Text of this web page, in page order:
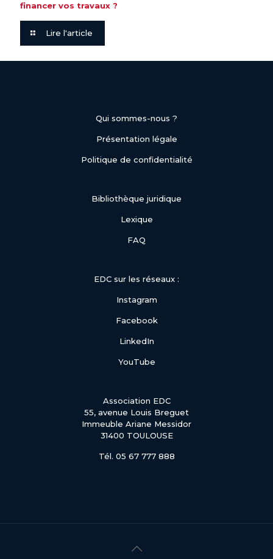
financer vos travaux ?
Lire l'article
Qui sommes-nous ?
Présentation légale
Politique de confidentialité
Bibliothèque juridique
Lexique
FAQ
EDC sur les réseaux :
Instagram
Facebook
LinkedIn
YouTube
Association EDC
55, avenue Louis Breguet
Immeuble Ariane Messidor
31400 TOULOUSE
Tél. 05 67 777 888